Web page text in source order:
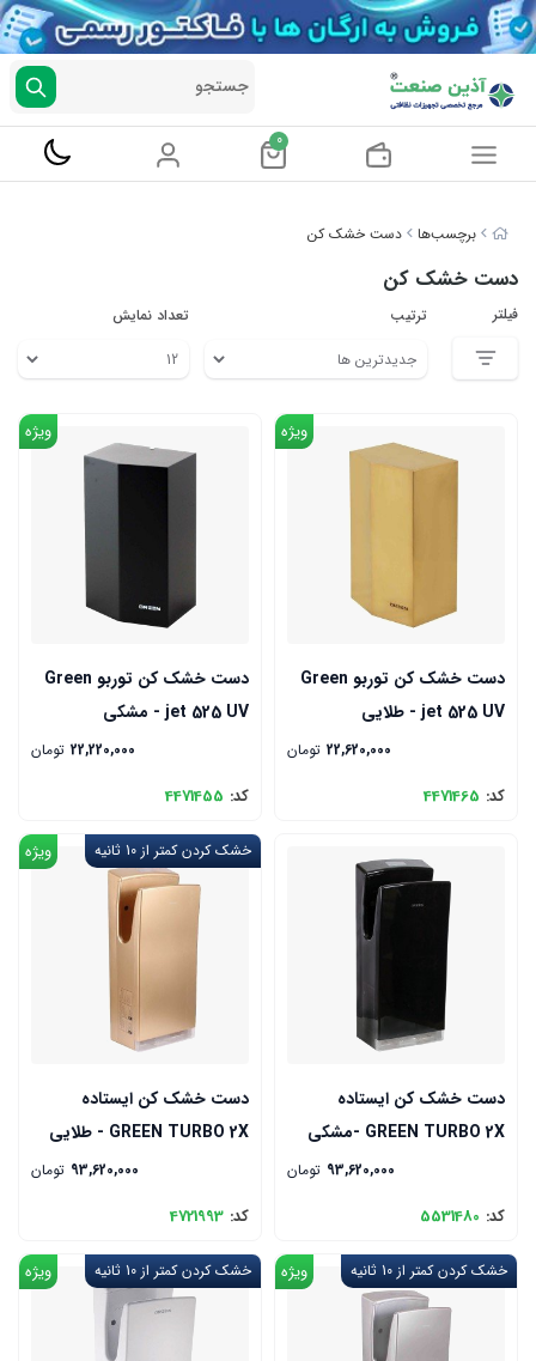
برچسب‌ها دست خشک کن
دست خشک کن
فیلتر ترتیب تعداد نمایش
ویژه
دست خشک کن توربو Green
jet 525 UV - طلایی
22,620,000 تومان
کد: 4471465
ویژه
دست خشک کن توربو Green
jet 525 UV - مشکی
22,220,000 تومان
کد: 4471455
دست خشک کن ایستاده
GREEN TURBO 2X -مشکی
93,620,000 تومان
کد: 5531480
خشک کردن کمتر از 10 ثانیه ویژه
دست خشک کن ایستاده
GREEN TURBO 2X - طلایی
93,620,000 تومان
کد: 4721993
خشک کردن کمتر از 10 ثانیه ویژه خشک کردن کمتر از 10 ثانیه ویژه
جستجو
0